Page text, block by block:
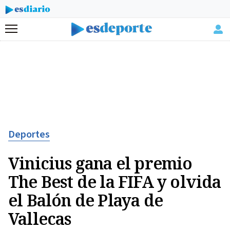
Menú
Deportes
Vinicius gana el premio
The Best de la FIFA y olvida
el Balón de Playa de
Vallecas